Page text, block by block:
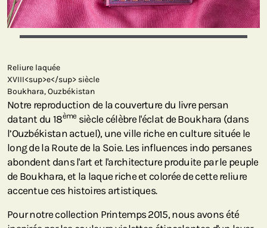
Reliure laquée
XVIII<sup>e</sup> siècle
Boukhara, Ouzbékistan
Notre reproduction de la couverture du livre persan
datant du 18ème siècle célèbre l'éclat de Boukhara (dans
l’Ouzbékistan actuel), une ville riche en culture située le
long de la Route de la Soie. Les influences indo persanes
abondent dans l'art et l'architecture produite par le peuple
de Boukhara, et la laque riche et colorée de cette reliure
accentue ces histoires artistiques.
Pour notre collection Printemps 2015, nous avons été